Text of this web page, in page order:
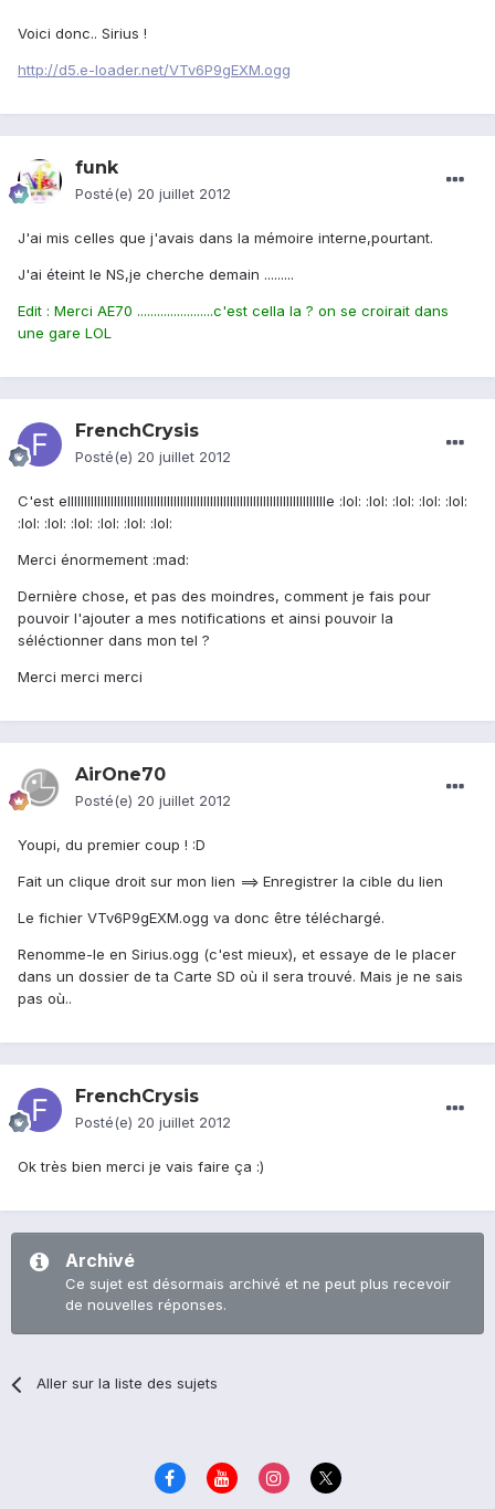
Voici donc.. Sirius !
http://d5.e-loader.net/VTv6P9gEXM.ogg
funk
Posté(e) 20 juillet 2012
J'ai mis celles que j'avais dans la mémoire interne,pourtant.
J'ai éteint le NS,je cherche demain .........
Edit : Merci AE70 .......................c'est cella la ? on se croirait dans
une gare LOL
FrenchCrysis
Posté(e) 20 juillet 2012
C'est elllllllllllllllllllllllllllllllllllllllllllllllllllllllllllllllllllllllllllllle :lol: :lol: :lol: :lol: :lol:
:lol: :lol: :lol: :lol: :lol: :lol:
Merci énormement :mad:
Dernière chose, et pas des moindres, comment je fais pour
pouvoir l'ajouter a mes notifications et ainsi pouvoir la
séléctionner dans mon tel ?
Merci merci merci
AirOne70
Posté(e) 20 juillet 2012
Youpi, du premier coup ! :D
Fait un clique droit sur mon lien ==> Enregistrer la cible du lien
Le fichier VTv6P9gEXM.ogg va donc être téléchargé.
Renomme-le en Sirius.ogg (c'est mieux), et essaye de le placer
dans un dossier de ta Carte SD où il sera trouvé. Mais je ne sais
pas où..
FrenchCrysis
Posté(e) 20 juillet 2012
Ok très bien merci je vais faire ça :)
Archivé
Ce sujet est désormais archivé et ne peut plus recevoir
de nouvelles réponses.
Aller sur la liste des sujets